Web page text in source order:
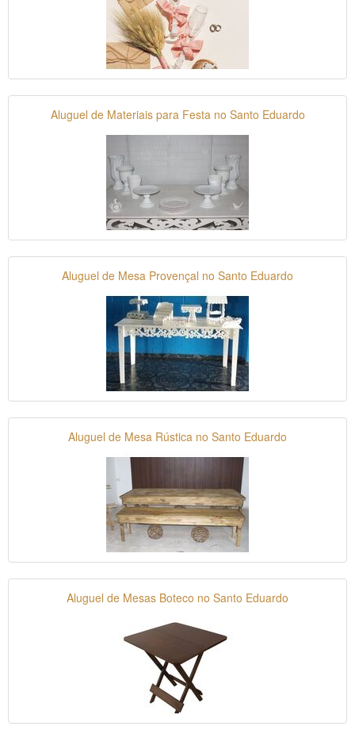
Aluguel de Materiais para Festa no Santo Eduardo
Aluguel de Mesa Provençal no Santo Eduardo
Aluguel de Mesa Rústica no Santo Eduardo
Aluguel de Mesas Boteco no Santo Eduardo